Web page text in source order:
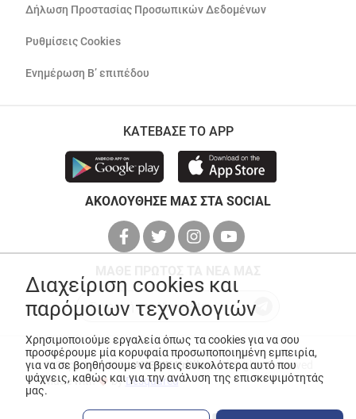
Δήλωση Προστασίας Προσωπικών Δεδομένων
Ρυθμίσεις Cookies
Ενημέρωση Β’ επιπέδου
ΚΑΤΕΒΑΣΕ ΤΟ APP
ΑΚΟΛΟΥΘΗΣΕ ΜΑΣ ΣΤΑ SOCIAL
© Copyright 2026ANEDIK Kritikos. All Rights Reserved
Made with
byDesquared
Διαχείριση cookies και
παρόμοιων τεχνολογιών
Χρησιμοποιούμε εργαλεία όπως τα cookies για να σου
προσφέρουμε μία κορυφαία προσωποποιημένη εμπειρία,
για να σε βοηθήσουμε να βρεις ευκολότερα αυτό που
ψάχνεις, καθώς και για την ανάλυση της επισκεψιμότητάς
μας.